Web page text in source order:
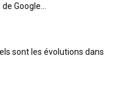
Google...
sont les évolutions dans